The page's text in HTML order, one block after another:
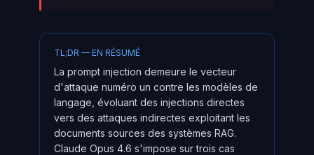
TL;DR — EN RÉSUMÉ
La prompt injection demeure le vecteur
d'attaque numéro un contre les modèles de
langage, évoluant des injections directes
vers des attaques indirectes exploitant les
documents sources des systèmes RAG.
Claude Opus 4.6 s'impose sur trois cas